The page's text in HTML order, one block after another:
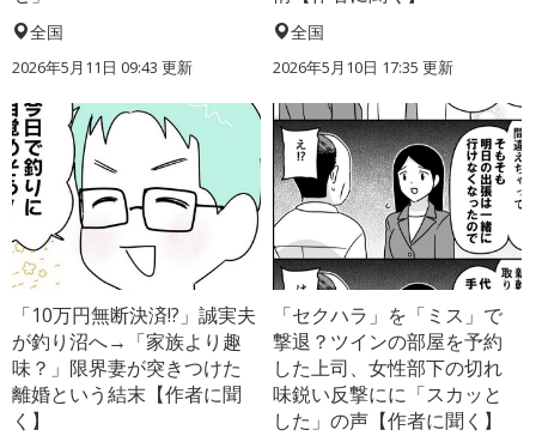
全国
2026年5月11日 09:43 更新
全国
2026年5月10日 17:35 更新
「10万円無断決済!?」誠実夫
が釣り沼へ→「家族より趣
味？」限界妻が突きつけた
離婚という結末【作者に聞
く】
「セクハラ」を「ミス」で
撃退？ツインの部屋を予約
した上司、女性部下の切れ
味鋭い反撃にに「スカッと
した」の声【作者に聞く】